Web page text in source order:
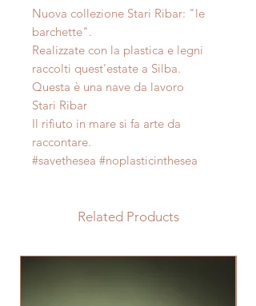
Nuova collezione Stari Ribar: "le
barchette".
Realizzate con la plastica e legni
raccolti quest'estate a Silba.
Questa è una nave da lavoro
Stari Ribar
Il rifiuto in mare si fa arte da
raccontare.
#savethesea #noplasticinthesea
Related Products